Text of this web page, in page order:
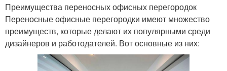
Преимущества переносных офисных перегородок
Переносные офисные перегородки имеют множество
преимуществ, которые делают их популярными среди
дизайнеров и работодателей. Вот основные из них: